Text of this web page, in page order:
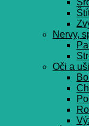
Nervy,
Oči a uši